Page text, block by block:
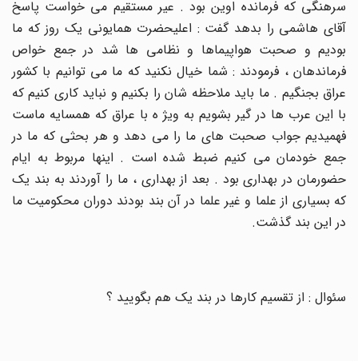
سرهنگی که فرمانده اوین بود . عیر مستقیم می خواست پاسخ
آقای هاشمی را بدهد گفت : اعلیحضرت همایونی یک روز که ما
بودیم و صحبت هواپیماها و نظامی ها شد در جمع خواص
فرماندهان ، فرمودند : شما خیال نکنید که ما می توانیم با کشور
عراق بجنگیم . ما باید ملاحظه شان را بکنیم و نباید کاری کنیم که
با این عرب ها در گیر بشویم به ویژ ه با عراق که همسایه ماست
فهمیدیم جواب صحبت های ما را می دهد و هر بحثی که ما در
جمع خودمان می کنیم ضبط شده است . اینها مربوط به ایام
حضورمان در بهداری بود . بعد از بهداری ، ما را آوردند به بند یک
که بسیاری از علما و غیر علما در آن بند بودند دوران محکومیت ما
در این بند گذشت.
سئوال : از تقسیم کارها در بند یک هم بگویید ؟